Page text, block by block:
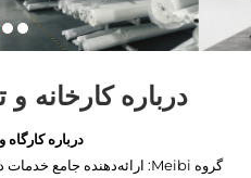
درباره کارخانه و
درباره کارگاه